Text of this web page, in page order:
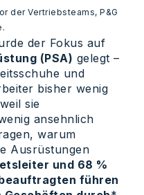
der Vertriebsteams, P&G
der Fokus auf
(PSA) gelegt –
und
bisher wenig
sie
ansehnlich
warum
Ausrüstungen
und 68 %
führen